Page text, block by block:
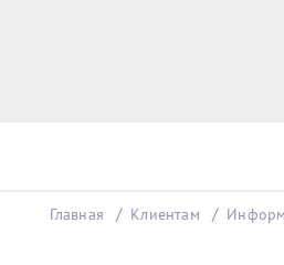
Главная Клиентам